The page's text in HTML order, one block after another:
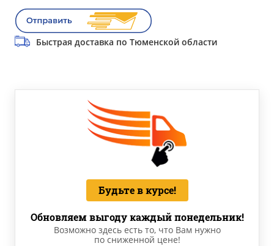
Быстрая доставка по Тюменской области
Будьте в курсе!
Обновляем выгоду каждый понедельник!
Возможно здесь есть то, что Вам нужно
по сниженной цене!